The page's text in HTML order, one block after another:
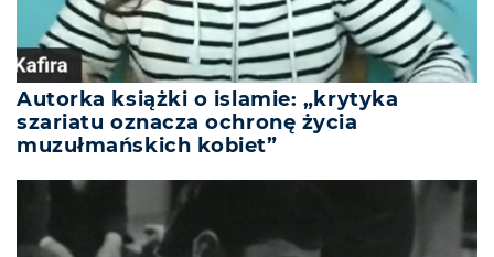
Autorka książki o islamie: „krytyka
szariatu oznacza ochronę życia
muzułmańskich kobiet”